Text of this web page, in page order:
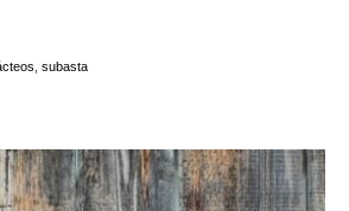
subasta